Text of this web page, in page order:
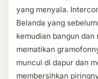
yang menyala.
Belanda yang
kemudian bangun
mematikan
muncul di dapur dan
membersihkan